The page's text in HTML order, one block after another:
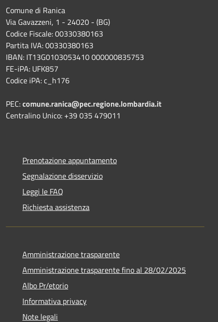
Comune di Ranica
Via Gavazzeni, 1 - 24020 - (BG)
Codice Fiscale: 00330380163
Partita IVA: 00330380163
IBAN: IT13G0103053410 000000835753
FE-iPA: UFK857
Codice iPA: c_h176
PEC:comune.ranica@pec.regione.lombardia.it
Centralino Unico: +39 035 479011
Prenotazione appuntamento
Segnalazione disservizio
Leggi le FAQ
Richiesta assistenza
Amministrazione trasparente
Amministrazione trasparente fino al 28/02/2025
Albo Pr/etorio
Informativa privacy
Note legali